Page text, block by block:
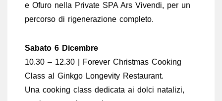
e Ofuro nella Private SPA Ars Vivendi, per un
percorso di rigenerazione completo.
Sabato 6 Dicembre
10.30 – 12.30 | Forever Christmas Cooking
Class al Ginkgo Longevity Restaurant.
Una cooking class dedicata ai dolci natalizi,